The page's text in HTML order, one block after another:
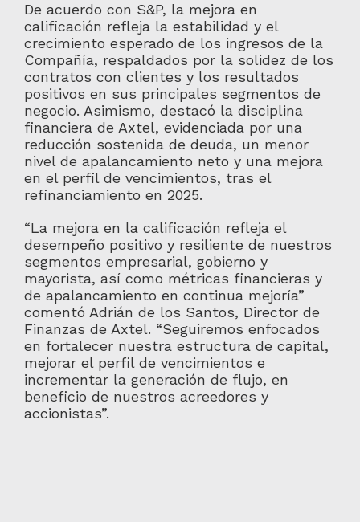
De acuerdo con S&P, la mejora en
calificación refleja la estabilidad y el
crecimiento esperado de los ingresos de la
Compañía, respaldados por la solidez de los
contratos con clientes y los resultados
positivos en sus principales segmentos de
negocio. Asimismo, destacó la disciplina
financiera de Axtel, evidenciada por una
reducción sostenida de deuda, un menor
nivel de apalancamiento neto y una mejora
en el perfil de vencimientos, tras el
refinanciamiento en 2025.
“La mejora en la calificación refleja el
desempeño positivo y resiliente de nuestros
segmentos empresarial, gobierno y
mayorista, así como métricas financieras y
de apalancamiento en continua mejoría”
comentó Adrián de los Santos, Director de
Finanzas de Axtel. “Seguiremos enfocados
en fortalecer nuestra estructura de capital,
mejorar el perfil de vencimientos e
incrementar la generación de flujo, en
beneficio de nuestros acreedores y
accionistas”.